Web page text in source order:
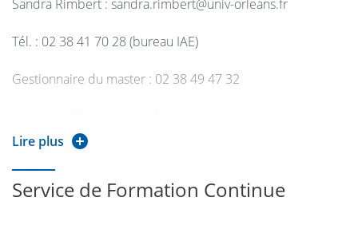
étude « terrain »)
outils de gestion de projet, pilotage de réunions avec
partenaires, élaboration d’outils de communication…).
Sandra Rimbert : sandra.rimbert@univ-orleans.fr
Tél. : 02 38 41 70 28 (bureau IAE)
Gestionnaire du master : 02 38 49 47 32
Lire plus
Service de Formation Continue